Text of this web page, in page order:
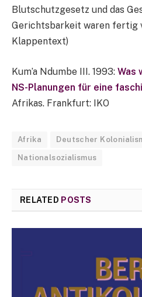
Blutschutzgesetz und das
Gerichtsbarkeit waren fertig
Klappentext)
Kum’a Ndumbe III. 1993: Was
NS-Planungen für eine
Afrikas. Frankfurt: IKO
Afrika Deutscher
Nationalsozialismus
RELATED POSTS